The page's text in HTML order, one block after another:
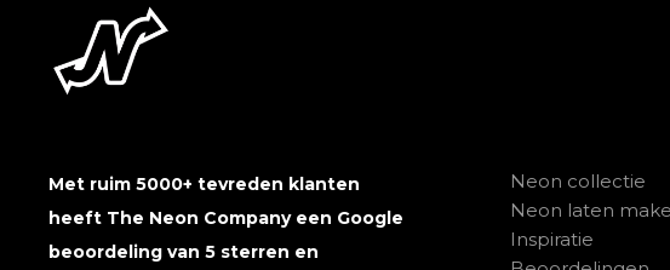
Met ruim 5000+ tevreden klanten
heeft The Neon Company een Google
beoordeling van 5 sterren en
Neon collectie
Neon laten
Inspiratie